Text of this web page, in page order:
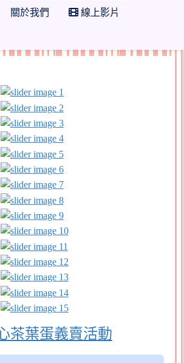
關於我們 線上影片
茶葉蛋義賣活動